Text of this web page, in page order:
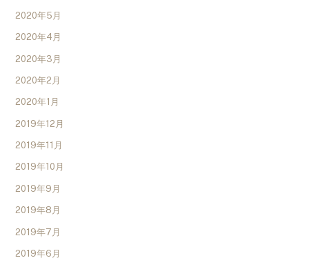
2020年5月
2020年4月
2020年3月
2020年2月
2020年1月
2019年12月
2019年11月
2019年10月
2019年9月
2019年8月
2019年7月
2019年6月